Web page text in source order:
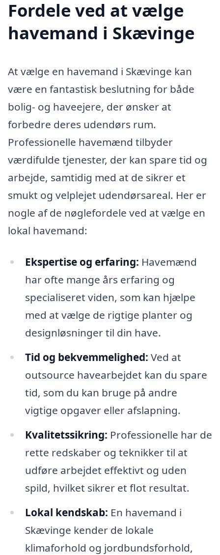
Fordele ved at vælge
havemand i Skævinge
At vælge en havemand i Skævinge kan
være en fantastisk beslutning for både
bolig- og haveejere, der ønsker at
forbedre deres udendørs rum.
Professionelle havemænd tilbyder
værdifulde tjenester, der kan spare tid og
arbejde, samtidig med at de sikrer et
smukt og velplejet udendørsareal. Her er
nogle af de nøglefordele ved at vælge en
lokal havemand:
Ekspertise og erfaring: Havemænd
har ofte mange års erfaring og
specialiseret viden, som kan hjælpe
med at vælge de rigtige planter og
designløsninger til din have.
Tid og bekvemmelighed: Ved at
outsource havearbejdet kan du spare
tid, som du kan bruge på andre
vigtige opgaver eller afslapning.
Kvalitetssikring: Professionelle har de
rette redskaber og teknikker til at
udføre arbejdet effektivt og uden
spild, hvilket sikrer et flot resultat.
Lokal kendskab: En havemand i
Skævinge kender de lokale
klimaforhold og jordbundsforhold,